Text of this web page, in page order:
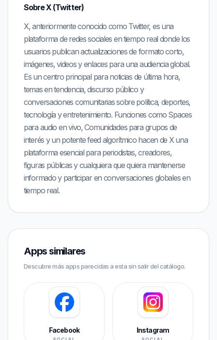
SobreX (Twitter)
X, anteriormente conocido como Twitter, es una
plataforma de redes sociales en tiempo real donde los
usuarios publican actualizaciones de formato corto,
imágenes, videos y enlaces para una audiencia global.
Es un centro principal para noticias de última hora,
temas en tendencia, discurso público y
conversaciones comunitarias sobre política, deportes,
tecnología y entretenimiento. Funciones como Spaces
para audio en vivo, Comunidades para grupos de
interés y un potente feed algorítmico hacen de X una
plataforma esencial para periodistas, creadores,
figuras públicas y cualquiera que quiera mantenerse
informado y participar en conversaciones globales en
tiempo real.
Apps similares
Descubre más apps parecidas a esta sin salir del catálogo.
Facebook Instagram